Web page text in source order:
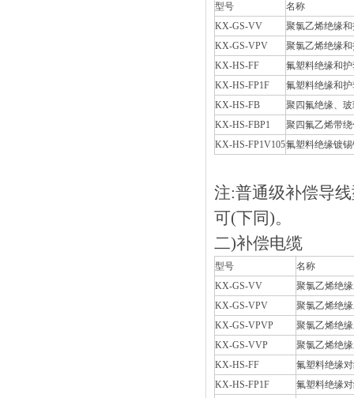
型号
名称
KX-GS-VV
聚氯乙烯绝缘
KX-GS-VPV
聚氯乙烯绝缘
KX-HS-FF
氟塑料绝缘和
KX-HS-FP1F
氟塑料绝缘和
KX-HS-FB
聚四氟绝缘
KX-HS-FBP1
聚四氟乙烯带绕
KX-HS-FP1V105氟塑料绝缘镀
注:普通级补偿导
可(下同)。
二)补偿电缆
型号
名称
KX-GS-VV
聚氯乙烯绝
KX-GS-VPV
聚氯乙烯绝
KX-GS-VPVP
聚氯乙烯绝
KX-GS-VVP
聚氯乙烯绝
KX-HS-FF
氟塑料绝缘
KX-HS-FP1F
氟塑料绝缘